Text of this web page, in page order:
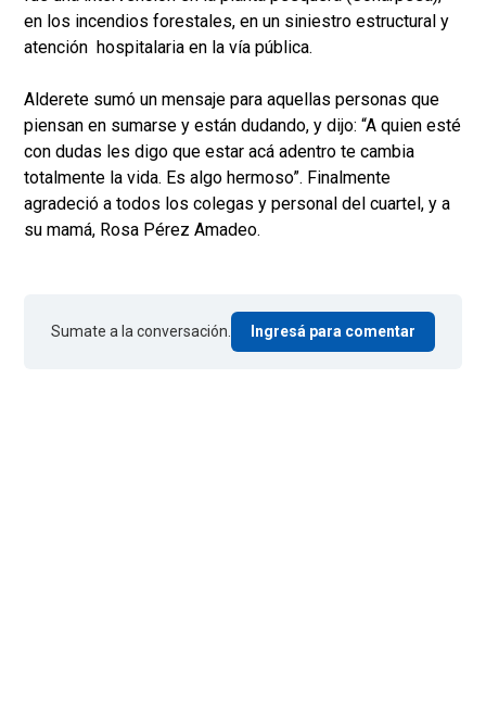
en los incendios forestales, en un siniestro estructural y
atención hospitalaria en la vía pública.
Alderete sumó un mensaje para aquellas personas que
piensan en sumarse y están dudando, y dijo: “A quien esté
con dudas les digo que estar acá adentro te cambia
totalmente la vida. Es algo hermoso”. Finalmente
agradeció a todos los colegas y personal del cuartel, y a
su mamá, Rosa Pérez Amadeo.
Sumate a la conversación. Ingresá para comentar